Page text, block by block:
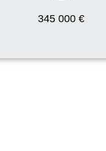
345 000 €